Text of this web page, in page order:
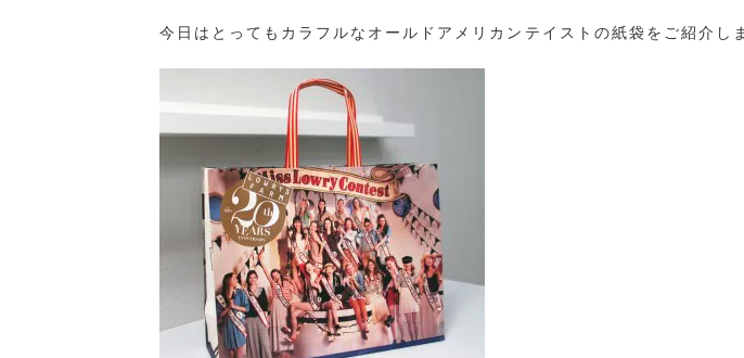
今日はとってもカラフルなオールドアメリカンテイストの紙袋をご紹介し